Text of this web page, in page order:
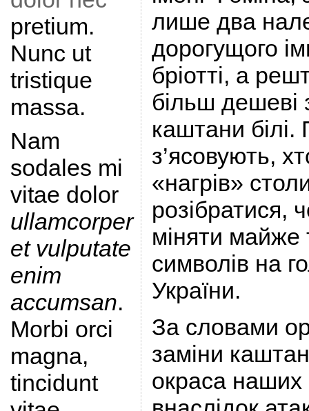
pretium.
Nunc ut
tristique
massa.
Nam
sodales mi
vitae dolor
ullamcorper
et vulputate
enim
accumsan.
Morbi orci
magna,
tincidunt
лише два
дорогущого
бріотті, а
більш дешеві
каштани білі.
з’ясовують,
«нагрів»
розібратися,
міняти майже
символів на
України.
За словами
заміни
окраса наших